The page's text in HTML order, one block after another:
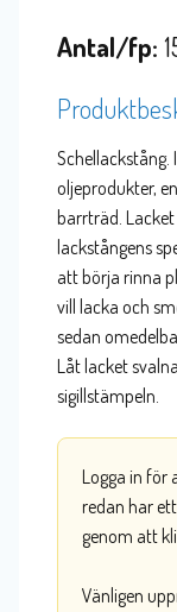
Antal/fp:
oljeprodukter,
barrträd.
lackstångens
att börja rinna
vill lacka och
sedan
Låt lacket
sigillstämpeln.
Logga in för
redan har
genom att
Vänligen